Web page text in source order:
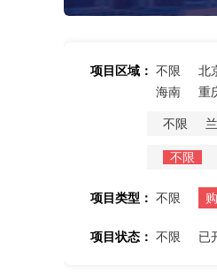
项目区域： 不限 北
海南
重
不限
不限
项目类型： 不限
项目状态： 不限 已